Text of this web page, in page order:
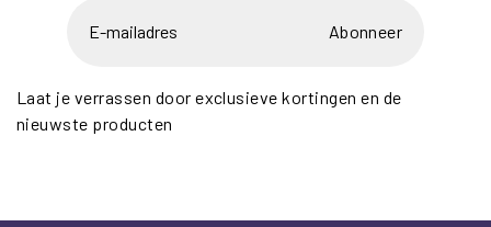
Abonneer
Laat je verrassen door exclusieve kortingen en de
nieuwste producten